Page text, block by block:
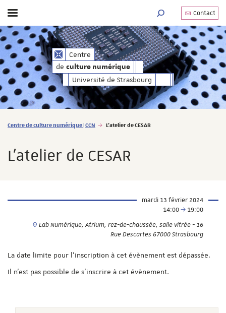
Centredeculture numérique
de culture numérique
Université de Strasbourg
Afficher / masquer le menu MOTEUR DE
Contact
Vous êtes ici :
Centre de culture numérique | CCN L'atelier de CESAR
L'atelier de CESAR
mardi 13 février 2024
14:00
19:00
Lab Numérique, Atrium, rez-de-chaussée, salle vitrée - 16
Rue Descartes 67000 Strasbourg
La date limite pour l'inscription à cet évènement est dépassée.
Il n'est pas possible de s'inscrire à cet évènement.